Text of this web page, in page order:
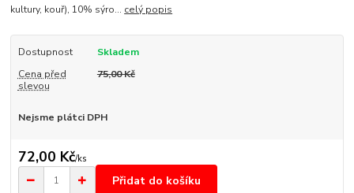
kultury, kouř), 10% sýro... celý popis
Dostupnost
Skladem
Cena před
slevou
75,00 Kč
Nejsme plátci DPH
72,00 Kč/ks
Přidat do košíku